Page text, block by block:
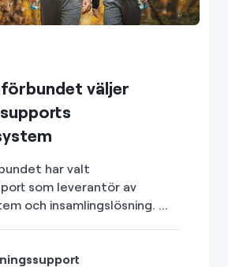
väljer
har valt
som leverantör av
och insamlingslösning. ...